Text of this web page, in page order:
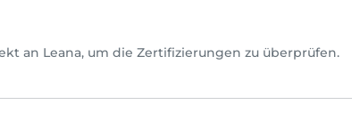
an Leana, um die Zertifizierungen zu überprüfen.